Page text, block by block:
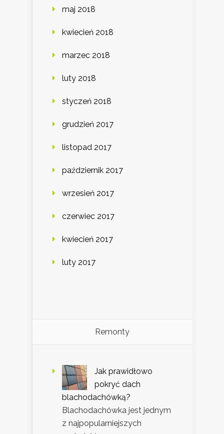
maj 2018
kwiecień 2018
marzec 2018
luty 2018
styczeń 2018
grudzień 2017
listopad 2017
październik 2017
wrzesień 2017
czerwiec 2017
kwiecień 2017
luty 2017
Remonty
Jak prawidłowo
pokryć dach
blachodachówką?
Blachodachówka jest jednym
z najpopularniejszych